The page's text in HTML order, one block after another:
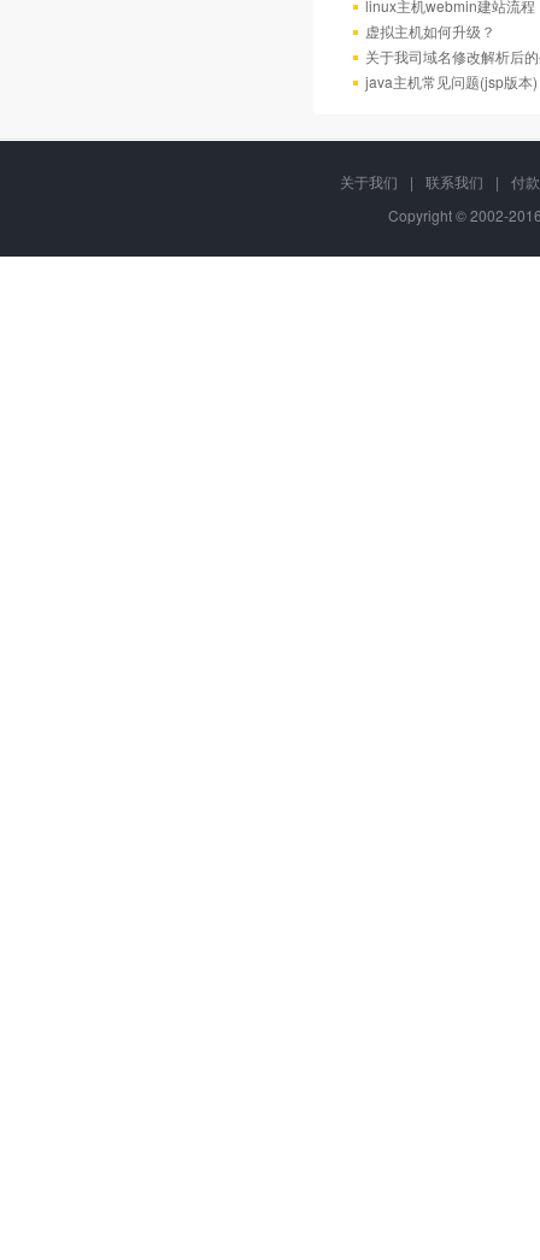
linux主机webmin建站流程
虚拟主机如何升级？
关于我司域名修改解析后
java主机常见问题(jsp版本)
关于我们 | 联系我们 |
付
Copyright © 2002-